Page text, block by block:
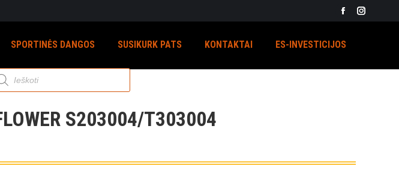
Facebook
opens
SPORTINĖS DANGOS SUSIKURK PATS KONTAKTAI ES-INVESTICIJOS
S203004/T303004